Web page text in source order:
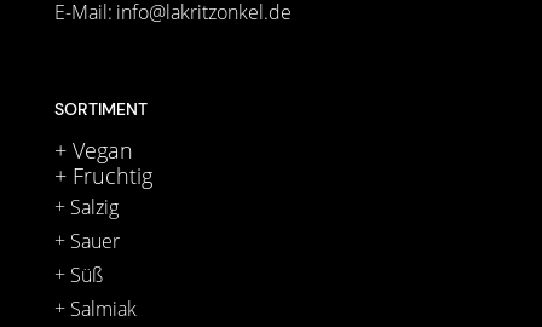
E-Mail: info@lakritzonkel.de
SORTIMENT
+ Vegan
+ Fruchtig
+ Salzig
+ Sauer
+ Süß
+ Salmiak